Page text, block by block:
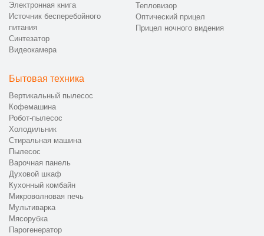
Электронная книга
Источник бесперебойного
питания
Синтезатор
Видеокамера
Тепловизор
Оптический прицел
Прицел ночного видения
Бытовая техника
Вертикальный пылесос
Кофемашина
Робот-пылесос
Холодильник
Стиральная машина
Пылесос
Варочная панель
Духовой шкаф
Кухонный комбайн
Микроволновая печь
Мультиварка
Мясорубка
Парогенератор